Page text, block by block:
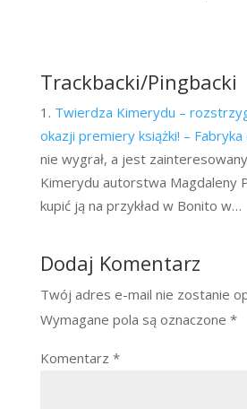
Trackbacki/Pingbacki
Twierdza Kimerydu –
okazji premiery książki! –
nie wygrał, a jest
Kimerydu autorstwa Magdaleny
kupić ją na przykład w Bonito w…
Dodaj Komentarz
Twój adres e-mail nie zostanie
Wymagane pola są oznaczone *
Komentarz *